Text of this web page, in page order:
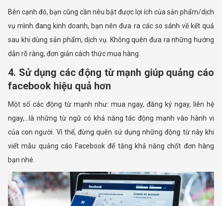
Bên cạnh đó, bạn cũng cần nêu bật được lợi ích của sản phẩm/dịch
vụ mình đang kinh doanh, bạn nên đưa ra các so sánh về kết quả
sau khi dùng sản phẩm, dịch vụ. Không quên đưa ra những hướng
dẫn rõ ràng, đơn giản cách thức mua hàng.
4. Sử dụng các động từ mạnh giúp quảng cáo
facebook hiệu quả hơn
Một số các động từ mạnh như: mua ngay, đăng ký ngay, liên hệ
ngay,…là những từ ngữ có khả năng tác động mạnh vào hành vi
của con người. Vì thế, đừng quên sử dụng những động từ này khi
viết mẫu quảng cáo Facebook để tăng khả năng chốt đơn hàng
bạn nhé.